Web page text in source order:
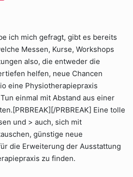
ich mich gefragt, gibt es bereits
Messen, Kurse, Workshops
also, die entweder die
helfen, neue Chancen
eine Physiotherapiepraxis
einmal mit Abstand aus einer
PRBREAK] Eine tolle
und > auch, sich mit
günstige neue
die Erweiterung der Ausstattung
zu finden.